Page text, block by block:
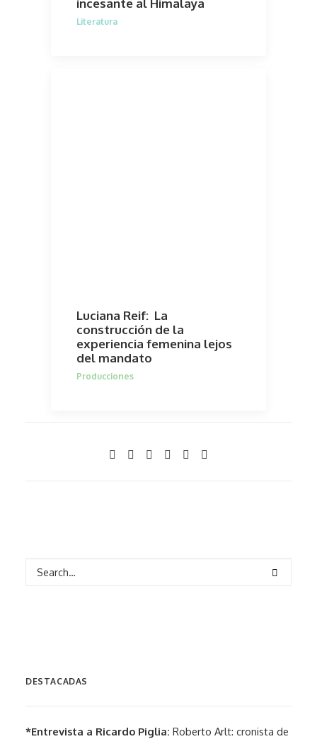
incesante al Himalaya
Literatura
Luciana Reif: La
construcción de la
experiencia femenina lejos
del mandato
Producciones
DESTACADAS
*Entrevista a Ricardo Piglia: Roberto Arlt: cronista de